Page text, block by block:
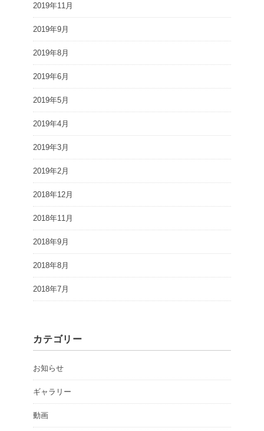
2019年11月
2019年9月
2019年8月
2019年6月
2019年5月
2019年4月
2019年3月
2019年2月
2018年12月
2018年11月
2018年9月
2018年8月
2018年7月
カテゴリー
お知らせ
ギャラリー
動画